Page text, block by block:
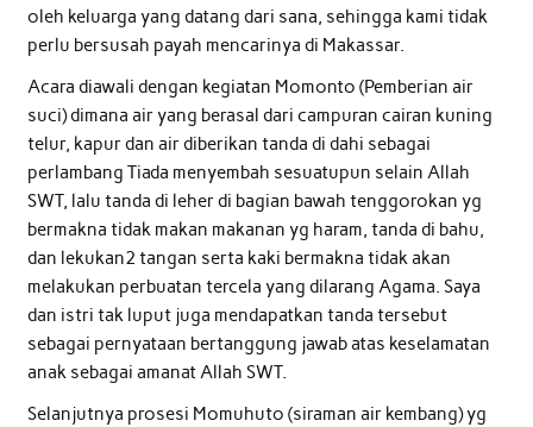
oleh keluarga yang datang dari sana, sehingga kami tidak
perlu bersusah payah mencarinya di Makassar.
Acara diawali dengan kegiatan Momonto (Pemberian air
suci) dimana air yang berasal dari campuran cairan kuning
telur, kapur dan air diberikan tanda di dahi sebagai
perlambang Tiada menyembah sesuatupun selain Allah
SWT, lalu tanda di leher di bagian bawah tenggorokan yg
bermakna tidak makan makanan yg haram, tanda di bahu,
dan lekukan2 tangan serta kaki bermakna tidak akan
melakukan perbuatan tercela yang dilarang Agama. Saya
dan istri tak luput juga mendapatkan tanda tersebut
sebagai pernyataan bertanggung jawab atas keselamatan
anak sebagai amanat Allah SWT.
Selanjutnya prosesi Momuhuto (siraman air kembang) yg